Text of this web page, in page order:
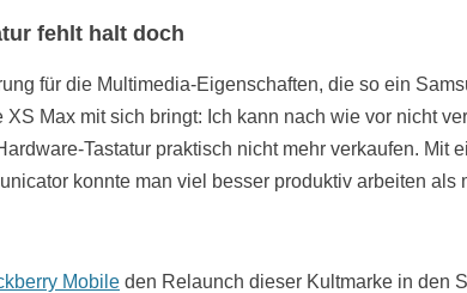
fehlt halt doch
für die Multimedia-Eigenschaften, die so ein
XS Max mit sich bringt: Ich kann nach wie vor nicht
Tastatur praktisch nicht mehr verkaufen. Mit
konnte man viel besser produktiv arbeiten als
Mobile den Relaunch dieser Kultmarke in den